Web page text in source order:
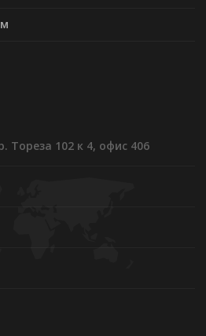
Тореза 102 к 4, офис 406